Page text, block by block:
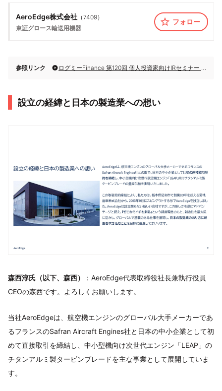
AeroEdge株式会社 （7409）
東証グロース輸送用機器
フォロー
参照リンク ログミーFinance 第120回 個人投資家向けIRセミナー 第6部・AeroEdge株式会社
設立の経緯と日本の製造業への想い
森西淳氏（以下、森西）
：AeroEdge代表取締役社長兼執行役員
CEOの森西です。よろしくお願いします。
当社AeroEdgeは、航空機エンジンのグローバル大手メーカーであ
るフランスのSafran Aircraft Engines社と日本の中小企業として初
めて直接取引を締結し、中小型機向け次世代エンジン「LEAP」の
チタンアルミ製タービンブレードを主な事業として展開していま
す。